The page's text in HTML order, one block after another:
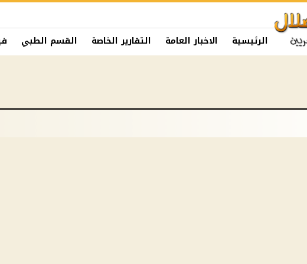
الرئيسية الاخبار العامة التقارير الخاصة القسم الطبي